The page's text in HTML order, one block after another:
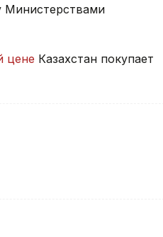
Министерствами
цене Казахстан покупает